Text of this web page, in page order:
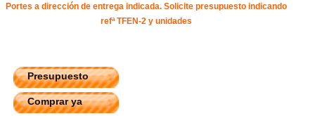
Portes a dirección de entrega indicada. Solicite presupuesto indicando
refª TFEN-2 y unidades
Presupuesto
Comprar ya